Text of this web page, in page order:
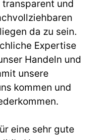
und
da zu sein.
Expertise
Handeln und
unsere
kommen und
eine sehr gute